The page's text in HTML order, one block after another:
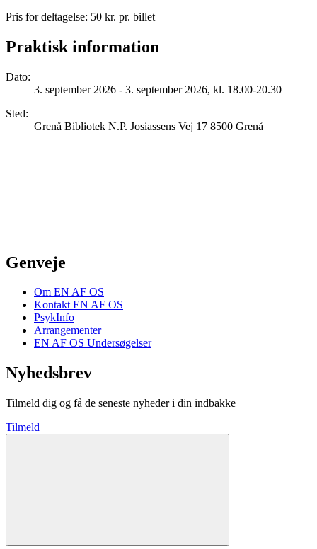
Pris for deltagelse: 50 kr. pr. billet
Praktisk information
Dato:
3. september 2026 - 3. september 2026, kl. 18.00-20.30
Sted:
Grenå Bibliotek N.P. Josiassens Vej 17 8500 Grenå
Genveje
Om EN AF OS
Kontakt EN AF OS
PsykInfo
Arrangementer
EN AF OS Undersøgelser
Nyhedsbrev
Tilmeld dig og få de seneste nyheder i din indbakke
Tilmeld